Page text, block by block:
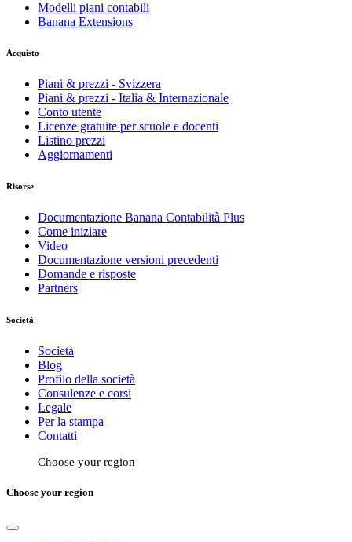
Modelli piani contabili
Banana Extensions
Acquisto
Piani & prezzi - Svizzera
Piani & prezzi - Italia & Internazionale
Conto utente
Licenze gratuite per scuole e docenti
Listino prezzi
Aggiornamenti
Risorse
Documentazione Banana Contabilità Plus
Come iniziare
Video
Documentazione versioni precedenti
Domande e risposte
Partners
Società
Società
Blog
Profilo della società
Consulenze e corsi
Legale
Per la stampa
Contatti
Choose your region
Choose your region